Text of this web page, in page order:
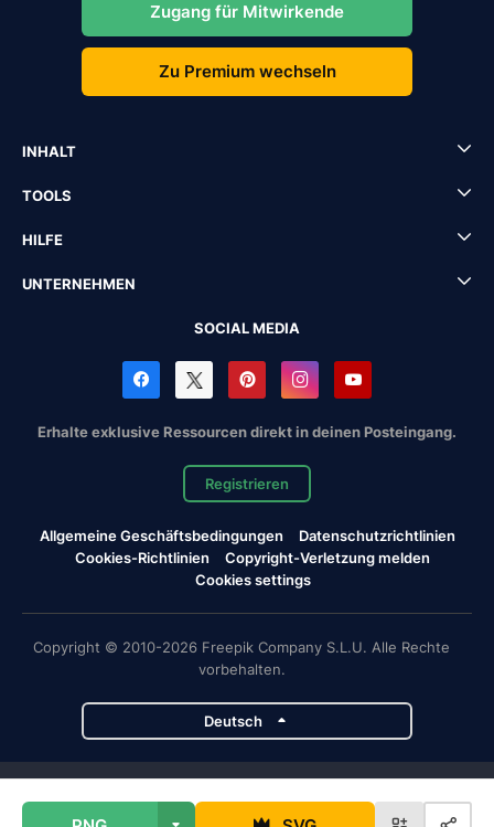
Zugang für Mitwirkende
Zu Premium wechseln
INHALT
TOOLS
HILFE
UNTERNEHMEN
SOCIAL MEDIA
Erhalte exklusive Ressourcen direkt in deinen Posteingang.
Registrieren
Allgemeine Geschäftsbedingungen
Datenschutzrichtlinien
Cookies-Richtlinien
Copyright-Verletzung melden
Cookies settings
Copyright © 2010-2026 Freepik Company S.L.U. Alle Rechte
vorbehalten.
Deutsch